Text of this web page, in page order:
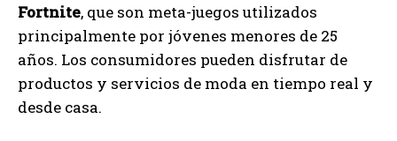
Fortnite, que son meta-juegos utilizados
principalmente por jóvenes menores de 25
años. Los consumidores pueden disfrutar de
productos y servicios de moda en tiempo real y
desde casa.